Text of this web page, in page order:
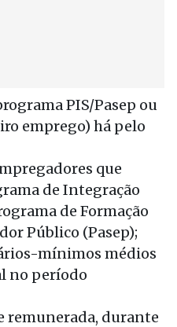
PIS/Pasep ou
emprego) há pelo
que
de Integração
de Formação
Público (Pasep);
mínimos médios
no período
remunerada, durante